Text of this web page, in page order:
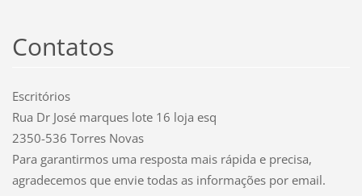
Contatos
Escritórios
Rua Dr José marques lote 16 loja esq
2350-536 Torres Novas
Para garantirmos uma resposta mais rápida e precisa,
agradecemos que envie todas as informações por email.